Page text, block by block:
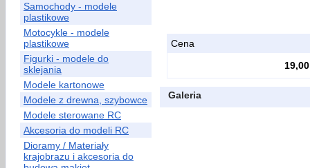
Samochody - modele
plastikowe
Motocykle - modele
plastikowe
Figurki - modele do
sklejania
Modele kartonowe
Modele z drewna, szybowce
Modele sterowane RC
Akcesoria do modeli RC
Dioramy / Materiały
krajobrazu i akcesoria do
Cena
19,00
Galeria